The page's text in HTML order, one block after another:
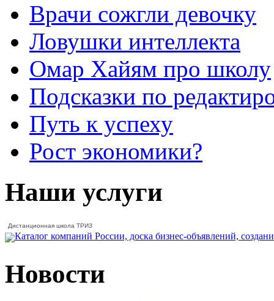
Врачи сожгли девочку
Ловушки интеллекта
Омар Хайям про школу
Подсказки по
Путь к успеху
Рост экономики?
Наши услуги
Дистанционная школа ТРИЗ
Новости